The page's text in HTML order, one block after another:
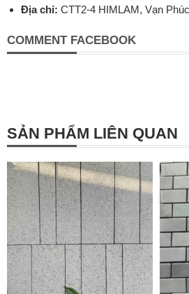
Địa chỉ: CTT2-4 HIMLAM, Vạn
COMMENT FACEBOOK
SẢN PHẨM LIÊN QUAN